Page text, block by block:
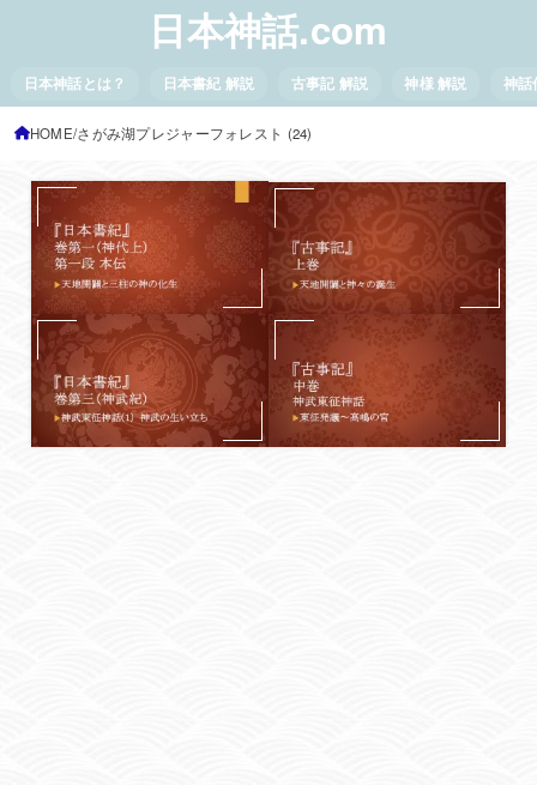
日本神話.com
日本神話とは？ 日本書紀 解説 古事記 解説 神様 解説 神話
HOME さがみ湖プレジャーフォレスト (24)